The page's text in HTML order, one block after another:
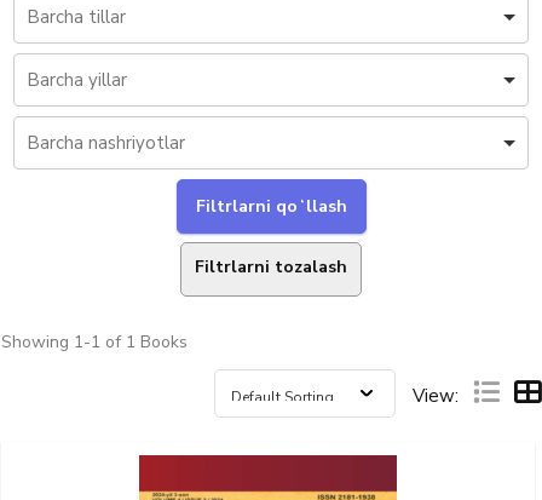
Filtrlarni tozalash
Showing 1-1 of 1 Books
View: